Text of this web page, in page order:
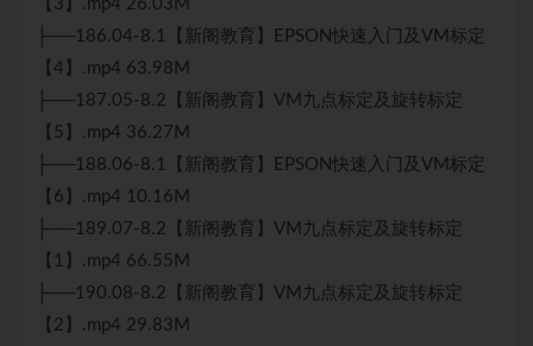
【3】.mp4 26.03M
├──186.04-8.1【新阁教育】EPSON快速入门及VM标定
【4】.mp4 63.98M
├──187.05-8.2【新阁教育】VM九点标定及旋转标定
【5】.mp4 36.27M
├──188.06-8.1【新阁教育】EPSON快速入门及VM标定
【6】.mp4 10.16M
├──189.07-8.2【新阁教育】VM九点标定及旋转标定
【1】.mp4 66.55M
├──190.08-8.2【新阁教育】VM九点标定及旋转标定
【2】.mp4 29.83M